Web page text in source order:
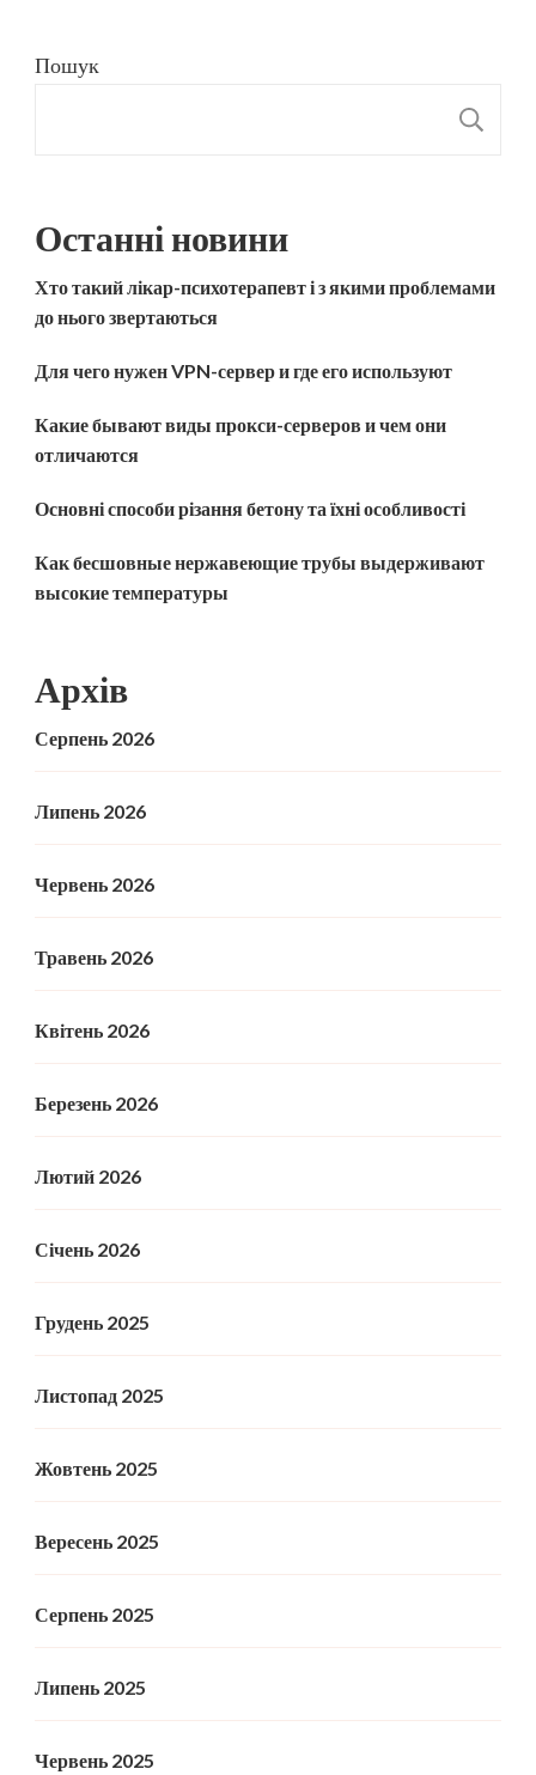
Пошук
Останні новини
Хто такий лікар-психотерапевт і з якими проблемами
до нього звертаються
Для чего нужен VPN-сервер и где его используют
Какие бывают виды прокси-серверов и чем они
отличаются
Основні способи різання бетону та їхні особливості
Как бесшовные нержавеющие трубы выдерживают
высокие температуры
Архів
Серпень 2026
Липень 2026
Червень 2026
Травень 2026
Квітень 2026
Березень 2026
Лютий 2026
Січень 2026
Грудень 2025
Листопад 2025
Жовтень 2025
Вересень 2025
Серпень 2025
Липень 2025
Червень 2025